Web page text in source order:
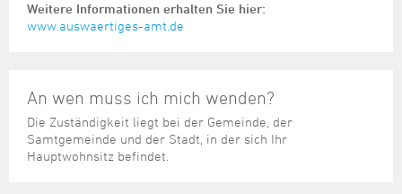
Stadtpark
Weitere Informationen erhalten Sie hier:
www.auswaertiges-amt.de
An wen muss ich mich wenden?
Die Zuständigkeit liegt bei der Gemeinde, der
Samtgemeinde und der Stadt, in der sich Ihr
Hauptwohnsitz befindet.